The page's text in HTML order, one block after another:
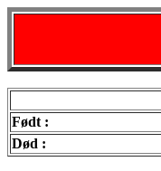
Født :
Død :